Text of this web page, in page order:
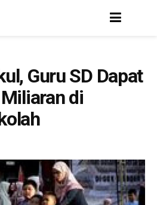
Guru SD Dapat
di